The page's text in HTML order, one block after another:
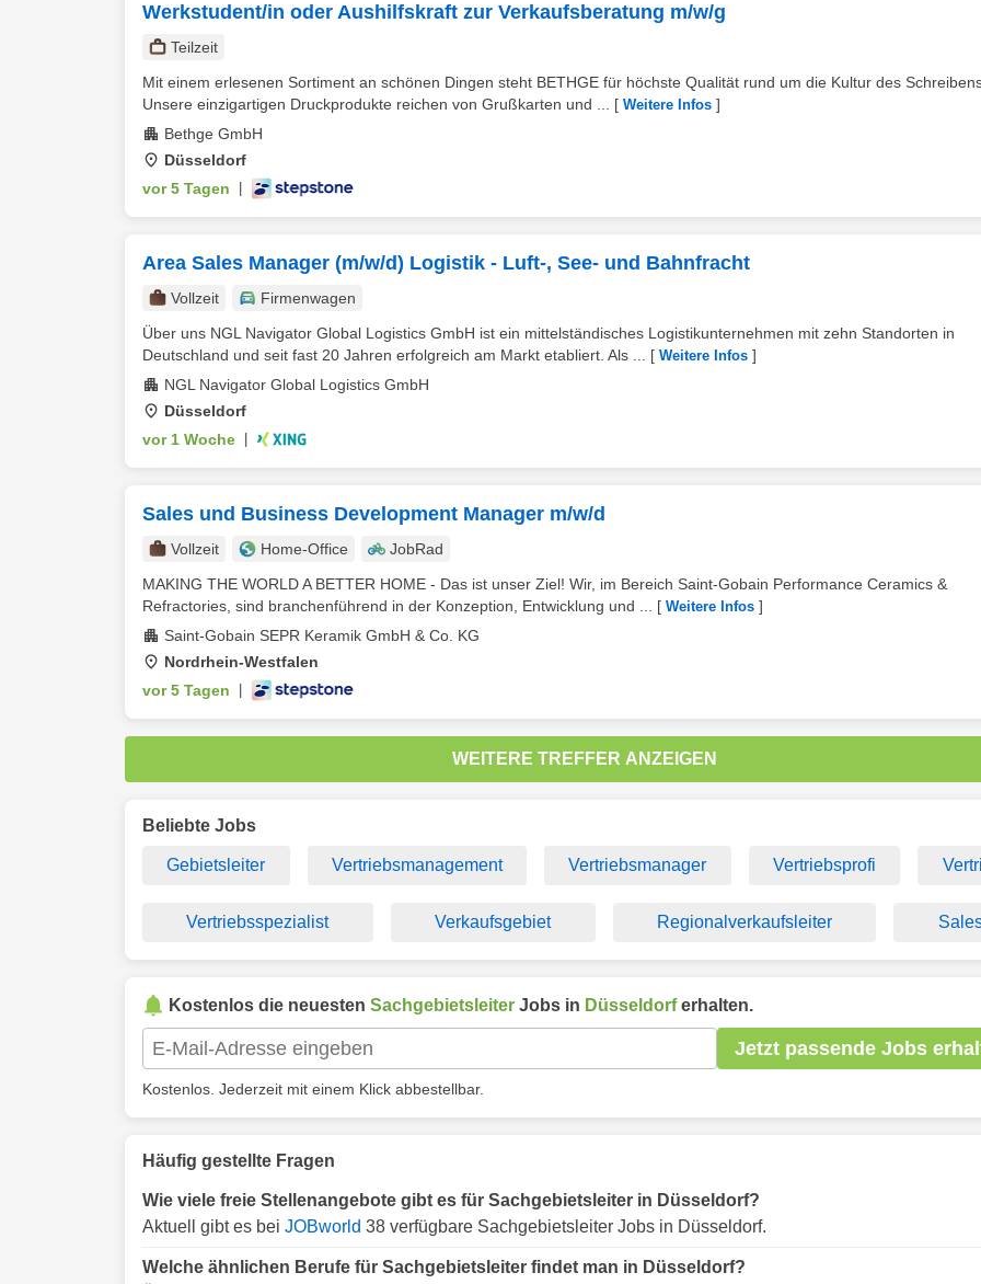
Werkstudent/in oder Aushilfskraft zur Verkaufsberatung m/w/g
Teilzeit
Mit einem erlesenen Sortiment an schönen Dingen steht BETHGE für höchste Qualität rund um die Kultur des
Unsere einzigartigen Druckprodukte reichen von Grußkarten und ...
[ Weitere Infos ]
Bethge GmbH
Düsseldorf
vor 5 Tagen
Area Sales Manager (m/w/d) Logistik - Luft-, See- und Bahnfracht
Vollzeit
Firmenwagen
Über uns NGL Navigator Global Logistics GmbH ist ein mittelständisches Logistikunternehmen mit zehn Standorten in
Deutschland und seit fast 20 Jahren erfolgreich am Markt etabliert. Als ...
[ Weitere Infos ]
NGL Navigator Global Logistics GmbH
Düsseldorf
vor 1 Woche
Sales und Business Development Manager m/w/d
Vollzeit Home-Office
JobRad
MAKING THE WORLD A BETTER HOME - Das ist unser Ziel! Wir, im Bereich Saint-Gobain Performance Ceramics &
Refractories, sind branchenführend in der Konzeption, Entwicklung und ...
[ Weitere Infos ]
Saint-Gobain SEPR Keramik GmbH & Co. KG
Nordrhein-Westfalen
vor 5 Tagen
WEITERE TREFFER ANZEIGEN
Beliebte Jobs
Gebietsleiter Vertriebsmanagement Vertriebsmanager Vertriebsprofi
Vertriebsspezialist Verkaufsgebiet Regionalverkaufsleiter
Kostenlos die neuesten Sachgebietsleiter Jobs in Düsseldorferhalten.
Jetzt passende Jobs
Kostenlos. Jederzeit mit einem Klick abbestellbar.
Häufig gestellte Fragen
Wie viele freie Stellenangebote gibt es für Sachgebietsleiter in Düsseldorf?
Aktuell gibt es bei JOBworld 38 verfügbare Sachgebietsleiter Jobs in Düsseldorf.
Welche ähnlichen Berufe für Sachgebietsleiter findet man in Düsseldorf?